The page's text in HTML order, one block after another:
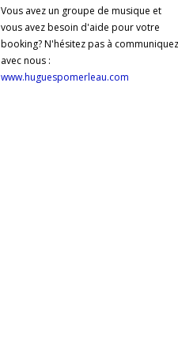
Vous avez un groupe de musique et
vous avez besoin d'aide pour votre
booking? N'hésitez pas à communiquez
avec nous :
www.huguespomerleau.com